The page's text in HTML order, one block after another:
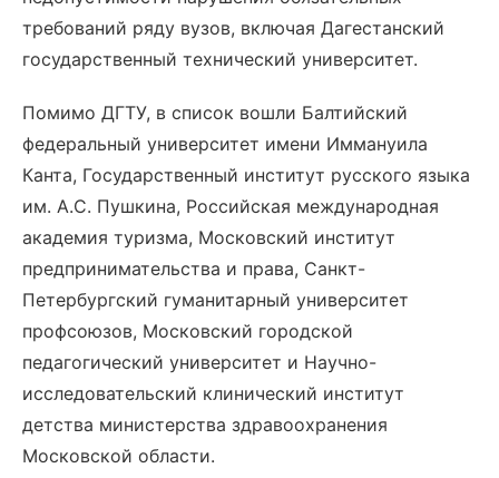
требований ряду вузов, включая Дагестанский
государственный технический университет.
Помимо ДГТУ, в список вошли Балтийский
федеральный университет имени Иммануила
Канта, Государственный институт русского языка
им. А.С. Пушкина, Российская международная
академия туризма, Московский институт
предпринимательства и права, Санкт-
Петербургский гуманитарный университет
профсоюзов, Московский городской
педагогический университет и Научно-
исследовательский клинический институт
детства министерства здравоохранения
Московской области.